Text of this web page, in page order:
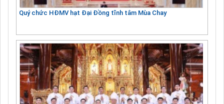
Quý chức HĐMV hạt Đại Đồng tĩnh tâm Mùa Chay